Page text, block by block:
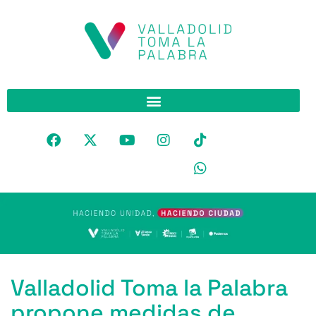
Valladolid Toma la Palabra